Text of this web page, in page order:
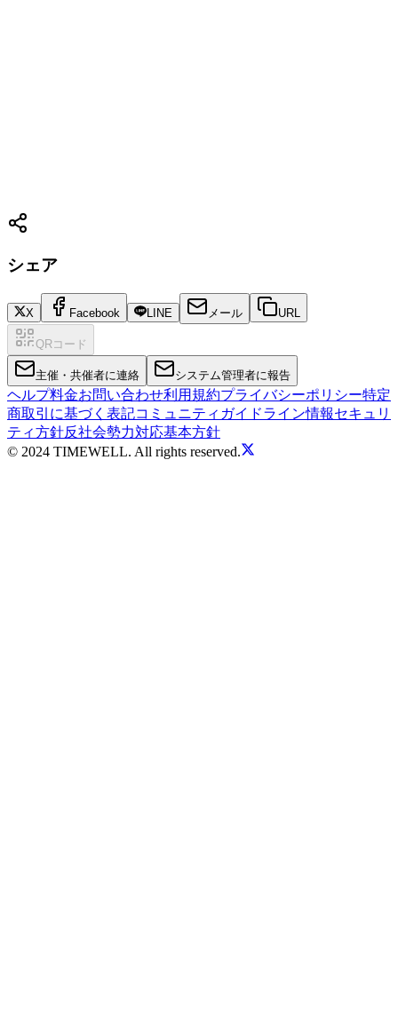
シェア
X Facebook LINE メール URL
QRコード
主催・共催者に連絡 システム管理者に報告
ヘルプ料金お問い合わせ利用規約プライバシーポリシー特定
商取引に基づく表記コミュニティガイドライン情報セキュリ
ティ方針反社会勢力対応基本方針
© 2024 TIMEWELL. All rights reserved.